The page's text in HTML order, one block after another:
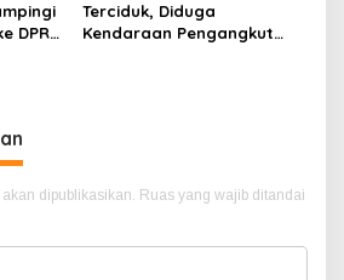
DPR
Terciduk, Diduga
Kendaraan Pengangkut
dipublikasikan. Ruas yang wajib ditandai